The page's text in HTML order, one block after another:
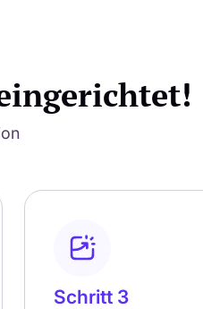
Schritt 3